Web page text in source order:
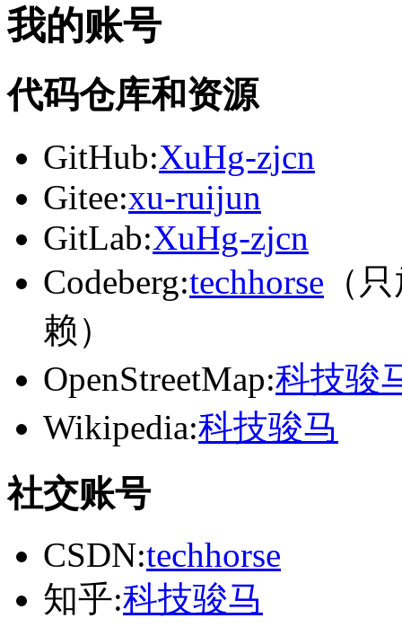
我的账号
代码仓库和资源
GitHub:XuHg-zjcn
Gitee:xu-ruijun
GitLab:XuHg-zjcn
Codeberg:techhorse （
赖）
OpenStreetMap:科技骏
Wikipedia:科技骏马
社交账号
CSDN:techhorse
知乎:科技骏马